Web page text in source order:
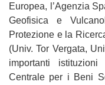
Europea, l’Agenzia
Geofisica e
Protezione e la
(Univ. Tor Vergata,
importanti
Centrale per i Beni